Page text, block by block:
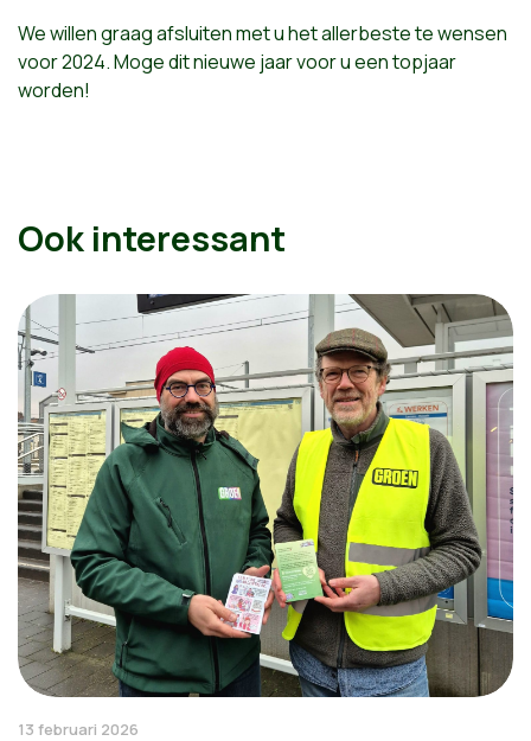
We willen graag afsluiten met u het allerbeste te wensen
voor 2024. Moge dit nieuwe jaar voor u een topjaar
worden!
Ook interessant
13 februari 2026